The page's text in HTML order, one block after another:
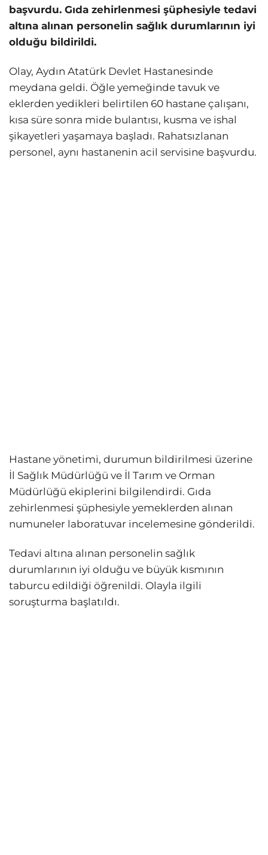
başvurdu. Gıda zehirlenmesi şüphesiyle tedavi
altına alınan personelin sağlık durumlarının iyi
olduğu bildirildi.
Olay, Aydın Atatürk Devlet Hastanesinde
meydana geldi. Öğle yemeğinde tavuk ve
eklerden yedikleri belirtilen 60 hastane çalışanı,
kısa süre sonra mide bulantısı, kusma ve ishal
şikayetleri yaşamaya başladı. Rahatsızlanan
personel, aynı hastanenin acil servisine başvurdu.
Hastane yönetimi, durumun bildirilmesi üzerine
İl Sağlık Müdürlüğü ve İl Tarım ve Orman
Müdürlüğü ekiplerini bilgilendirdi. Gıda
zehirlenmesi şüphesiyle yemeklerden alınan
numuneler laboratuvar incelemesine gönderildi.
Tedavi altına alınan personelin sağlık
durumlarının iyi olduğu ve büyük kısmının
taburcu edildiği öğrenildi. Olayla ilgili
soruşturma başlatıldı.